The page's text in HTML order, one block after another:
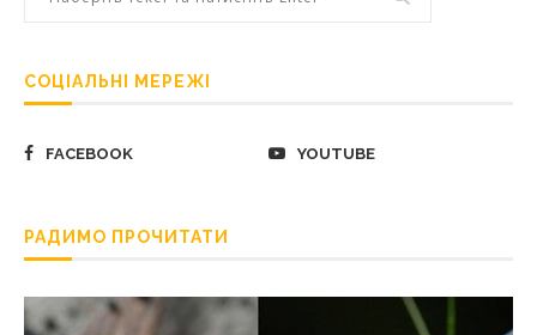
СОЦІАЛЬНІ МЕРЕЖІ
FACEBOOK YOUTUBE
РАДИМО ПРОЧИТАТИ